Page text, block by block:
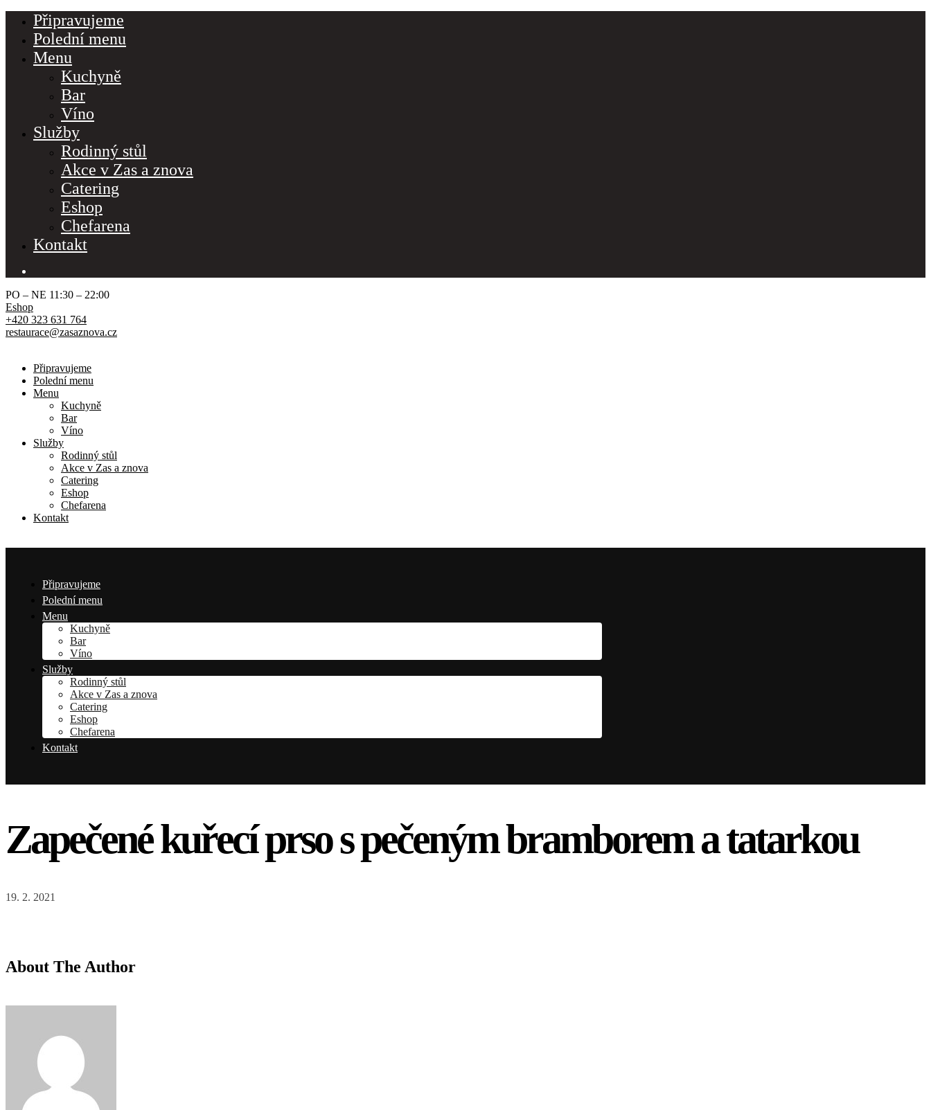
Připravujeme
Polední menu
Menu
Kuchyně
Bar
Víno
Služby
Rodinný stůl
Akce v Zas a znova
Catering
Eshop
Chefarena
Kontakt
PO – NE 11:30 – 22:00
Eshop
+420 323 631 764
restaurace@zasaznova.cz
Připravujeme
Polední menu
Menu
Kuchyně
Bar
Víno
Služby
Rodinný stůl
Akce v Zas a znova
Catering
Eshop
Chefarena
Kontakt
Připravujeme
Polední menu
Menu
Kuchyně
Bar
Víno
Služby
Rodinný stůl
Akce v Zas a znova
Catering
Eshop
Chefarena
Kontakt
Zapečené kuřecí prso s pečeným bramborem a tatarkou
19. 2. 2021
About The Author